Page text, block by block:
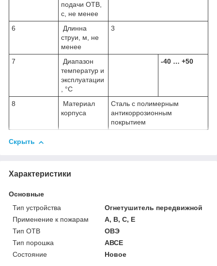
подачи ОТВ,
с, не менее
6
Длинна
струи, м, не
менее
3
7
Диапазон
температур и
эксплуатации
, °С
-40 … +50
8
Материал
корпуса
Сталь с полимерным
антикоррозионным
покрытием
Скрыть
Характеристики
Основные
Тип устройства
Огнетушитель передвижной
Применение к пожарам
А, В, С, Е
Тип ОТВ
ОВЭ
Тип порошка
АВСЕ
Состояние
Новое